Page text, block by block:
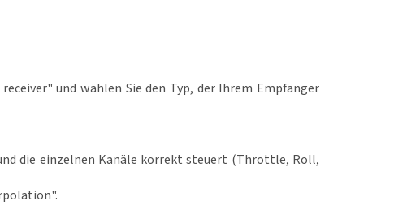
und wählen Sie den Typ, der Ihrem Empfänger
die einzelnen Kanäle korrekt steuert (Throttle, Roll,